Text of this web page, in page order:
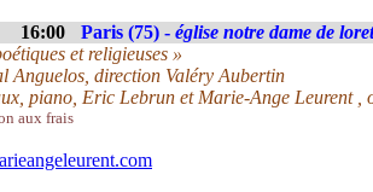
16:00 Paris (75) - église notre dame de
et religieuses »
Anguelos, direction Valéry Aubertin
piano, Eric Lebrun et Marie-Ange Leurent ,
aux frais